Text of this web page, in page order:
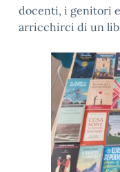
docenti, i genitori
arricchirci di un